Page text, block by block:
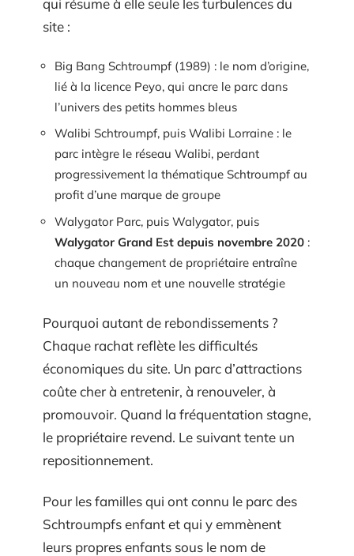
qui résume à elle seule les turbulences du
site :
Big Bang Schtroumpf (1989) : le nom d’origine,
lié à la licence Peyo, qui ancre le parc dans
l’univers des petits hommes bleus
Walibi Schtroumpf, puis Walibi Lorraine : le
parc intègre le réseau Walibi, perdant
progressivement la thématique Schtroumpf au
profit d’une marque de groupe
Walygator Parc, puis Walygator, puis
Walygator Grand Est depuis novembre 2020 :
chaque changement de propriétaire entraîne
un nouveau nom et une nouvelle stratégie
Pourquoi autant de rebondissements ?
Chaque rachat reflète les difficultés
économiques du site. Un parc d’attractions
coûte cher à entretenir, à renouveler, à
promouvoir. Quand la fréquentation stagne,
le propriétaire revend. Le suivant tente un
repositionnement.
Pour les familles qui ont connu le parc des
Schtroumpfs enfant et qui y emmènent
leurs propres enfants sous le nom de